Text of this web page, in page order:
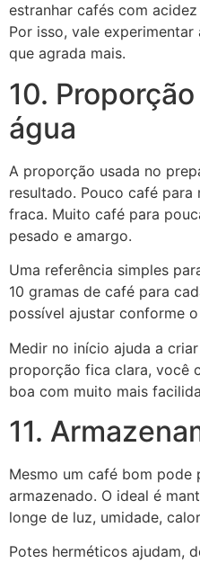
estranhar cafés com
Por isso, vale
que agrada mais.
10.
água
A proporção usada no
resultado. Pouco café
fraca. Muito café para
pesado e amargo.
Uma referência simples
10 gramas de café para
possível ajustar conforme
Medir no início ajuda a
proporção fica clara, você
boa com muito mais
11.
Mesmo um café bom pode
armazenado. O ideal é
longe de luz, umidade,
Potes herméticos ajudam,